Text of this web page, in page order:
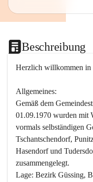
Beschreibung
Herzlich willkommen in
Allgemeines:
Gemäß dem
01.09.1970 wurden mit
vormals selbständigen
Tschantschendorf,
Hasendorf und
zusammengelegt.
Lage: Bezirk Güssing,